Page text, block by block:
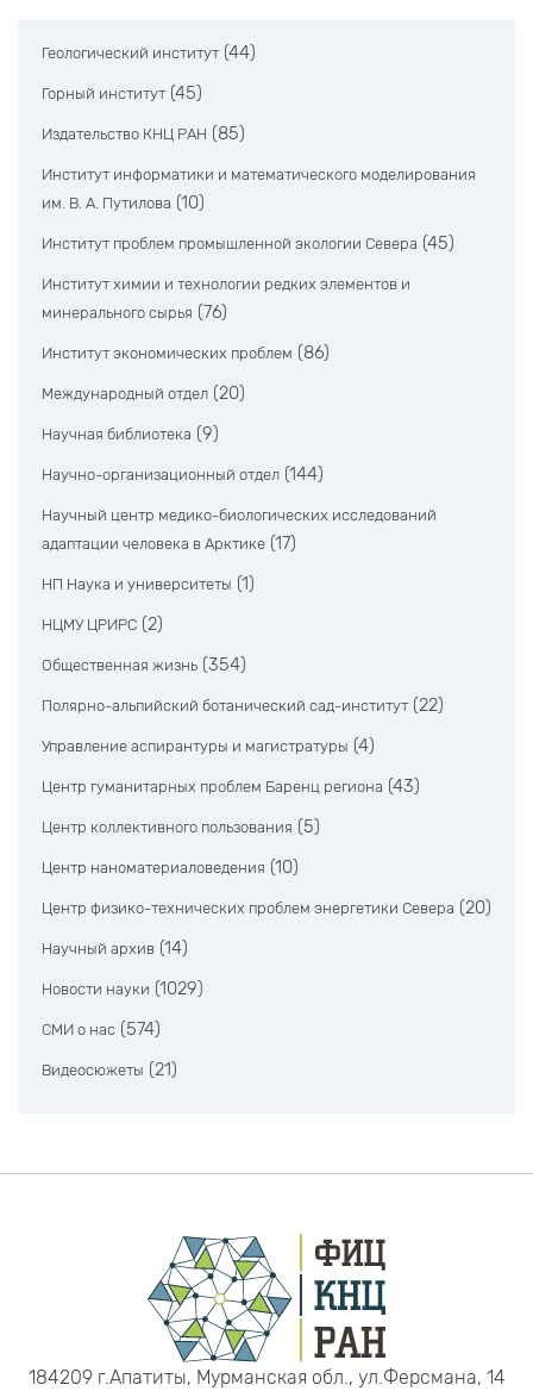
Геологический институт (44)
Горный институт (45)
Издательство КНЦ РАН (85)
Институт информатики и математического моделирования
им. В. А. Путилова (10)
Институт проблем промышленной экологии Севера (45)
Институт химии и технологии редких элементов и
минерального сырья (76)
Институт экономических проблем (86)
Международный отдел (20)
Научная библиотека (9)
Научно-организационный отдел (144)
Научный центр медико-биологических исследований
адаптации человека в Арктике (17)
НП Наука и университеты (1)
НЦМУ ЦРИРС (2)
Общественная жизнь (354)
Полярно-альпийский ботанический сад-институт (22)
Управление аспирантуры и магистратуры (4)
Центр гуманитарных проблем Баренц региона (43)
Центр коллективного пользования (5)
Центр наноматериаловедения (10)
Центр физико-технических проблем энергетики Севера (20)
Научный архив (14)
Новости науки (1029)
СМИ о нас (574)
Видеосюжеты (21)
184209 г.Апатиты, Мурманская обл., ул.Ферсмана, 14